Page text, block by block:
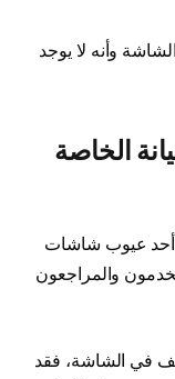
وأنه لا يوجد
الخاصة
أحد عيوب شاشات
والمراجعون
في الشاشة، فقد